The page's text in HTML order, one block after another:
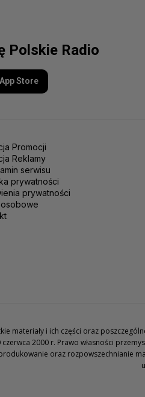
Polskie Radio
App Store
Promocji
Reklamy
serwisu
prywatności
prywatności
materiały i ich części oraz
2000 r. Prawo własności
oraz rozpowszechnianie